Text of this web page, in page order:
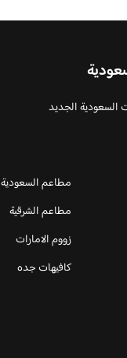
السعودية الجديد
مطاعم السعودية
مطاعم الشرقية
زووم الامارات
كافيهات جده